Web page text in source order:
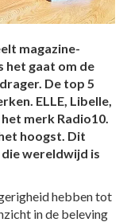
magazine-
het gaat om de
De top 5
ELLE, Libelle,
merk Radio10.
hoogst. Dit
die wereldwijd is
hebben tot
in de beleving